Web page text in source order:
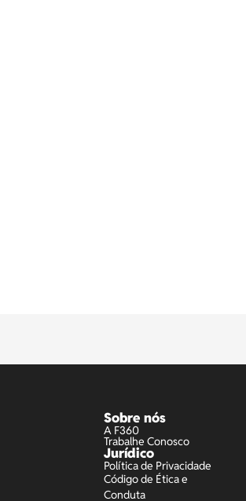
Sobre nós
A F360
Trabalhe Conosco
Jurídico
Política de Privacidade
Código de Ética e
Conduta